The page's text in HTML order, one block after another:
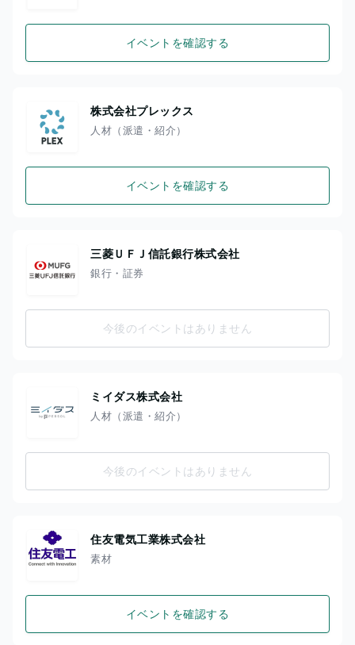
イベントを確認する
株式会社プレックス
人材（派遣・紹介）
イベントを確認する
三菱ＵＦＪ信託銀行株式会社
銀行・証券
今後のイベントはありません
ミイダス株式会社
人材（派遣・紹介）
今後のイベントはありません
住友電気工業株式会社
素材
イベントを確認する